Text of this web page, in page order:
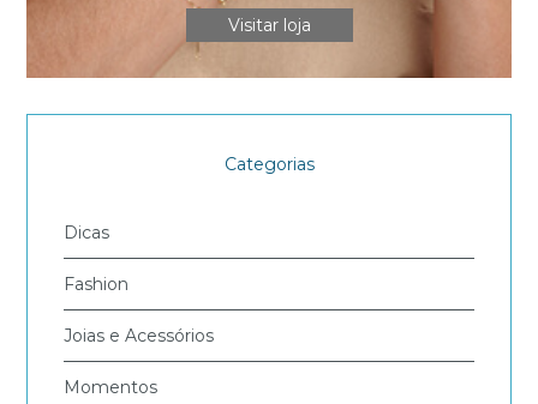
Visitar loja
Categorias
Dicas
Fashion
Joias e Acessórios
Momentos